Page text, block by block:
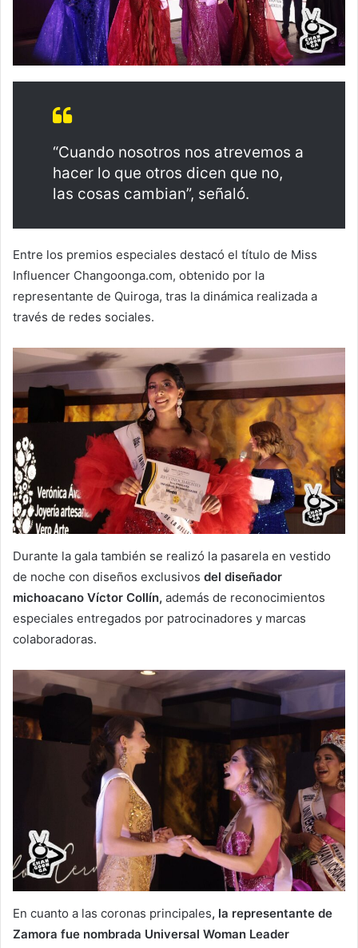
“Cuando nosotros nos atrevemos a
hacer lo que otros dicen que no,
las cosas cambian”, señaló.
Entre los premios especiales destacó el título de Miss
Influencer Changoonga.com, obtenido por la
representante de Quiroga, tras la dinámica realizada a
través de redes sociales.
Durante la gala también se realizó la pasarela en vestido
de noche con diseños exclusivos del diseñador
michoacano Víctor Collín, además de reconocimientos
especiales entregados por patrocinadores y marcas
colaboradoras.
En cuanto a las coronas principales, la representante de
Zamora fue nombrada Universal Woman Leader